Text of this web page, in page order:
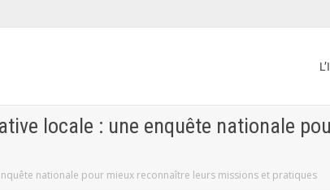
locale : une enquête nationale
nationale pour mieux reconnaître leurs missions et pratiques